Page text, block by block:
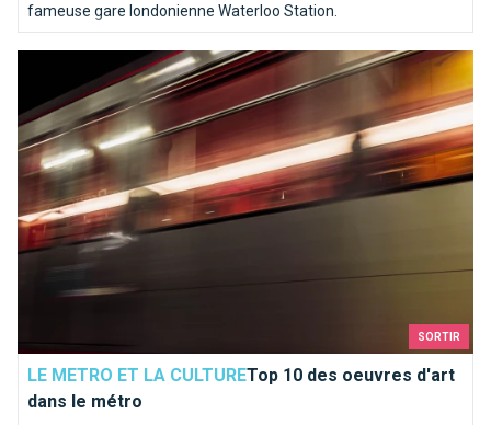
fameuse gare londonienne Waterloo Station.
SORTIR
LE METRO ET LA CULTURETop 10 des oeuvres d'art
dans le métro
Top 10 des oeuvres d'art dans le métro